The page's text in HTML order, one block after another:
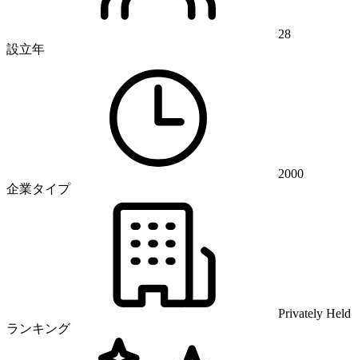
28
設立年
2000
企業タイプ
Privately Held
ランキング